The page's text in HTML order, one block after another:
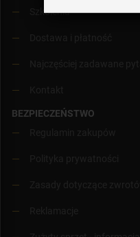
Szkolenia
BEZPIECZEŃSTWO